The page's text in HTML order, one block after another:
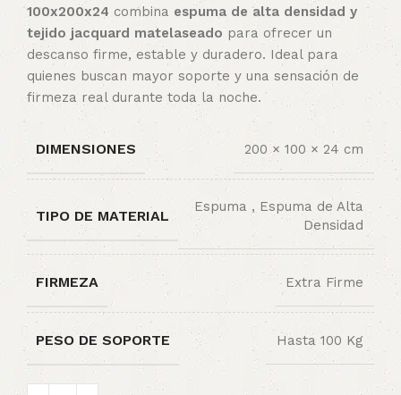
100x200x24 combina espuma de alta densidad y
tejido jacquard matelaseado para ofrecer un
descanso firme, estable y duradero. Ideal para
quienes buscan mayor soporte y una sensación de
firmeza real durante toda la noche.
DIMENSIONES 200 × 100 × 24 cm
TIPO DE MATERIAL
Espuma , Espuma de Alta
Densidad
FIRMEZA Extra Firme
PESO DE SOPORTE Hasta 100 Kg